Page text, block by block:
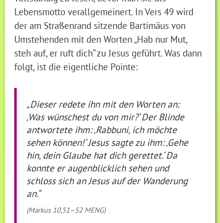
Lebensmotto verallgemeinert. In Vers 49 wird
der am Straßenrand sitzende Bartimäus von
Umstehenden mit den Worten „Hab nur Mut,
steh auf, er ruft dich“ zu Jesus geführt. Was dann
folgt, ist die eigentliche Pointe:
„Dieser redete ihn mit den Worten an:
‚Was wünschest du von mir?‘ Der Blinde
antwortete ihm: ‚Rabbuni, ich möchte
sehen können!‘ Jesus sagte zu ihm: ‚Gehe
hin, dein Glaube hat dich gerettet.‘ Da
konnte er augenblicklich sehen und
schloss sich an Jesus auf der Wanderung
an.“
(Markus 10,51–52 MENG)